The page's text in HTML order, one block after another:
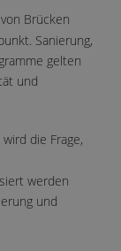
Brücken
Sanierung,
gelten
und
die Frage,
werden
und